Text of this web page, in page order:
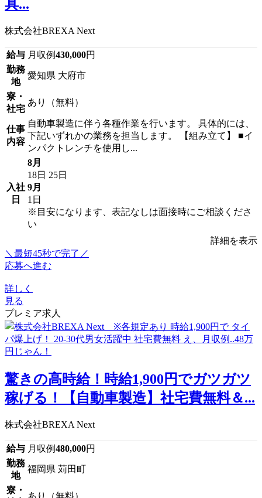
具...
株式会社BREXA Next
給与 月収例430,000円
勤務
地
愛知県 大府市
寮・
社宅
あり（無料）
仕事
内容
自動車製造に伴う各種作業を行います。 具体的には、
下記いずれかの業務を担当します。 【組み立て】 ■イ
ンパクトレンチを使用し...
入社
日
8月
18日 25日
9月
1日
※目安になります、表記なしは面接時にご相談くださ
い
詳細を表示
＼最短45秒で完了／
応募へ進む
詳しく
見る
プレミア求人
驚きの高時給！時給1,900円でガツガツ
稼げる！【自動車製造】社宅費無料＆...
株式会社BREXA Next
給与 月収例480,000円
勤務
地
福岡県 苅田町
寮・
あり（無料）